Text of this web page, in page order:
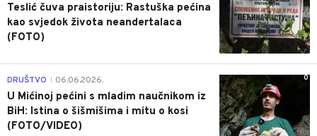
Teslić čuva praistoriju: Rastuška pećina
kao svjedok života neandertalaca
(FOTO)
0
DRUŠTVO 06.06.2026.
U Mićinoj pećini s mladim naučnikom iz
BiH: Istina o šišmišima i mitu o kosi
(FOTO/VIDEO)